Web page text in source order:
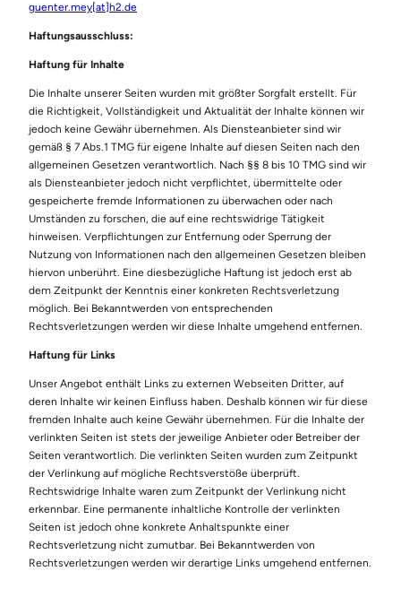
guenter.mey[at]h2.de
Haftungsausschluss:
Haftung für Inhalte
Die Inhalte unserer Seiten wurden mit größter Sorgfalt erstellt. Für
die Richtigkeit, Vollständigkeit und Aktualität der Inhalte können wir
jedoch keine Gewähr übernehmen. Als Diensteanbieter sind wir
gemäß § 7 Abs.1 TMG für eigene Inhalte auf diesen Seiten nach den
allgemeinen Gesetzen verantwortlich. Nach §§ 8 bis 10 TMG sind wir
als Diensteanbieter jedoch nicht verpflichtet, übermittelte oder
gespeicherte fremde Informationen zu überwachen oder nach
Umständen zu forschen, die auf eine rechtswidrige Tätigkeit
hinweisen. Verpflichtungen zur Entfernung oder Sperrung der
Nutzung von Informationen nach den allgemeinen Gesetzen bleiben
hiervon unberührt. Eine diesbezügliche Haftung ist jedoch erst ab
dem Zeitpunkt der Kenntnis einer konkreten Rechtsverletzung
möglich. Bei Bekanntwerden von entsprechenden
Rechtsverletzungen werden wir diese Inhalte umgehend entfernen.
Haftung für Links
Unser Angebot enthält Links zu externen Webseiten Dritter, auf
deren Inhalte wir keinen Einfluss haben. Deshalb können wir für diese
fremden Inhalte auch keine Gewähr übernehmen. Für die Inhalte der
verlinkten Seiten ist stets der jeweilige Anbieter oder Betreiber der
Seiten verantwortlich. Die verlinkten Seiten wurden zum Zeitpunkt
der Verlinkung auf mögliche Rechtsverstöße überprüft.
Rechtswidrige Inhalte waren zum Zeitpunkt der Verlinkung nicht
erkennbar. Eine permanente inhaltliche Kontrolle der verlinkten
Seiten ist jedoch ohne konkrete Anhaltspunkte einer
Rechtsverletzung nicht zumutbar. Bei Bekanntwerden von
Rechtsverletzungen werden wir derartige Links umgehend entfernen.